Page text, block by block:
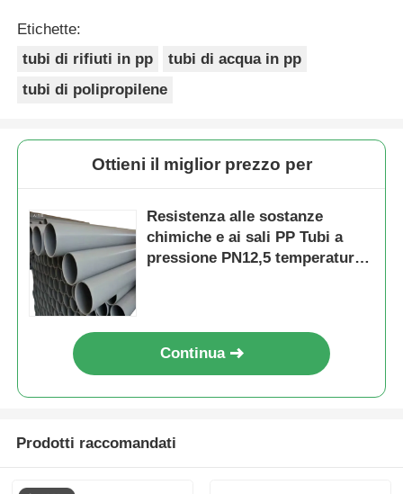
Etichette:
tubi di rifiuti in pp
tubi di acqua in pp
tubi di polipropilene
Ottieni il miglior prezzo per
Resistenza alle sostanze
chimiche e ai sali PP Tubi a
pressione PN12,5 temperatura
Continua
Prodotti raccomandati